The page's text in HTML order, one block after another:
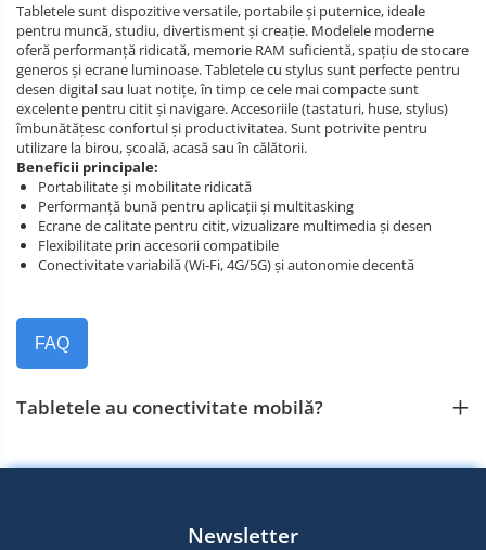
Tabletele sunt dispozitive versatile, portabile și puternice, ideale
pentru muncă, studiu, divertisment și creație. Modelele moderne
oferă performanță ridicată, memorie RAM suficientă, spațiu de stocare
generos și ecrane luminoase. Tabletele cu stylus sunt perfecte pentru
desen digital sau luat notițe, în timp ce cele mai compacte sunt
excelente pentru citit și navigare. Accesoriile (tastaturi, huse, stylus)
îmbunătățesc confortul și productivitatea. Sunt potrivite pentru
utilizare la birou, școală, acasă sau în călătorii.
Beneficii principale:
Portabilitate și mobilitate ridicată
Performanță bună pentru aplicații și multitasking
Ecrane de calitate pentru citit, vizualizare multimedia și desen
Flexibilitate prin accesorii compatibile
Conectivitate variabilă (Wi‑Fi, 4G/5G) și autonomie decentă
FAQ
Tabletele au conectivitate mobilă?
Newsletter